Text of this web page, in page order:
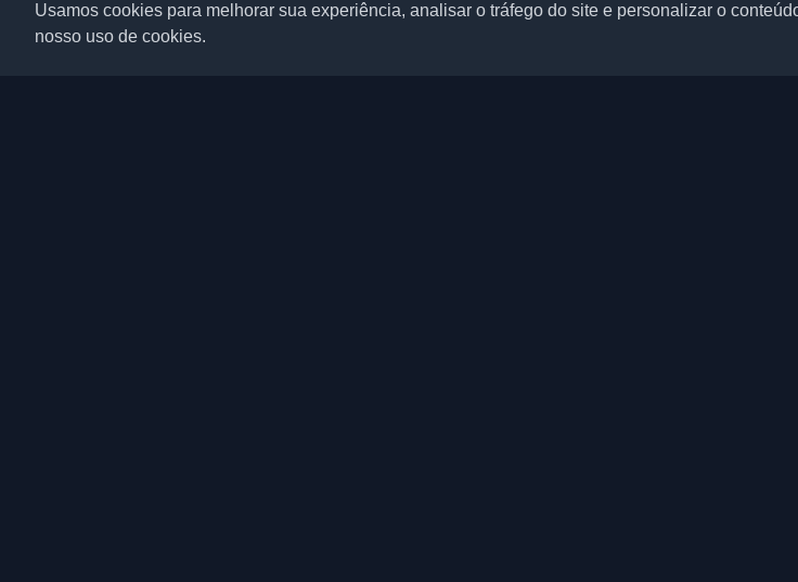
Usamos cookies para melhorar sua experiência, analisar o tráfego do site e personalizar o
nosso uso de cookies.